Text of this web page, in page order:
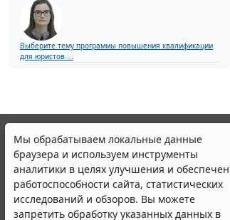
Выберите тему программы повышения квалификации
для юристов ...
Мы обрабатываем локальные данные
браузера и используем инструменты
аналитики в целях улучшения и
работоспособности сайта, статистических
исследований и обзоров. Вы можете
запретить обработку указанных данных в
© ООО "НПП "ГАРАНТ-СЕРВИС", 2026.
участниками Российской ассоциации
Все права на материалы сайта ГАРАНТ.РУ
Полное или частичное воспроизведение
Правила использования портала.